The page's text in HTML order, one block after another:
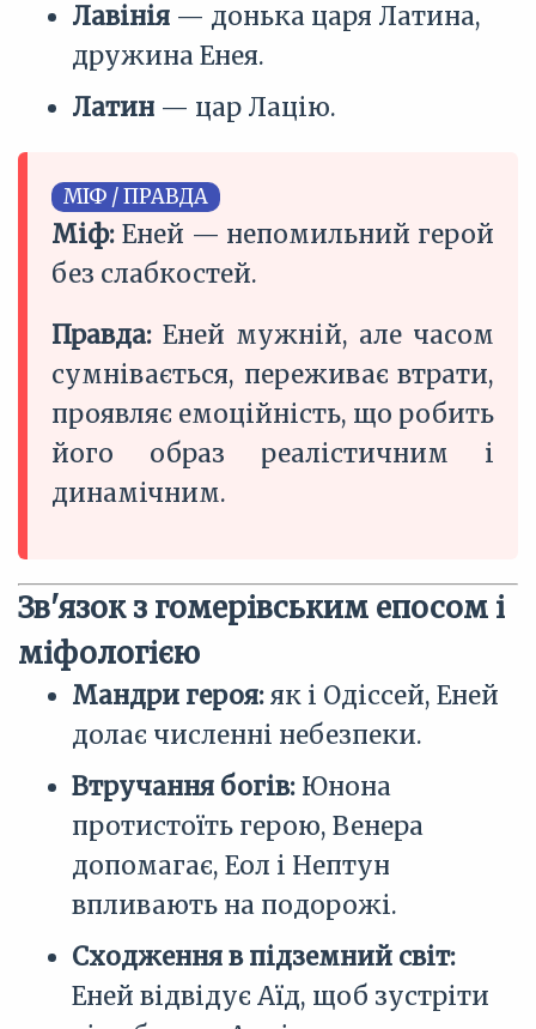
Лавінія — донька царя Латина,
дружина Енея.
Латин — цар Лацію.
МІФ / ПРАВДА
Міф: Еней — непомильний герой
без слабкостей.
Правда: Еней мужній, але часом
сумнівається, переживає втрати,
проявляє емоційність, що робить
його образ реалістичним і
динамічним.
Зв'язок з гомерівським епосом і
міфологією
Мандри героя:як і Одіссей, Еней
долає численні небезпеки.
Втручання богів: Юнона
протистоїть герою, Венера
допомагає, Еол і Нептун
впливають на подорожі.
Сходження в підземний світ:
Еней відвідує Аїд, щоб зустріти